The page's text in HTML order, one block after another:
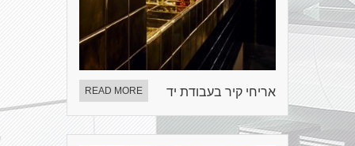
אריחי קיר בעבודת יד READ MORE